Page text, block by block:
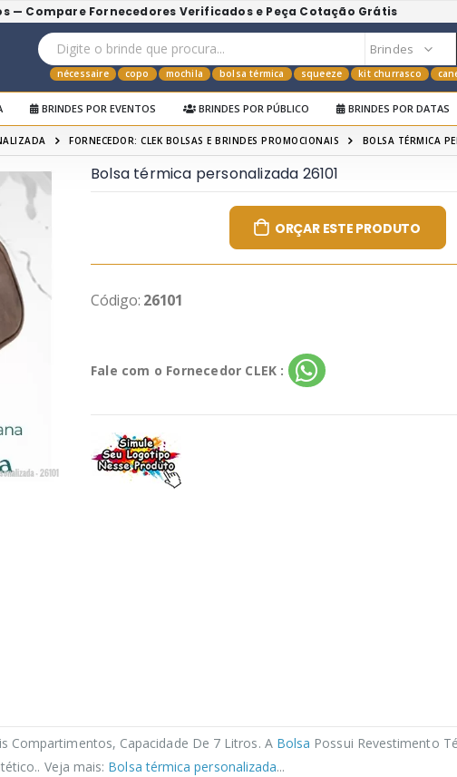
— Compare Fornecedores Verificados e Peça Cotação Grátis
nécessaire copo mochila bolsa térmica squeeze kit churrasco
BRINDES POR EVENTOS BRINDES POR PÚBLICO BRINDES POR DATAS
FORNECEDOR: CLEK BOLSAS E BRINDES PROMOCIONAIS BOLSA TÉRMICA
Bolsa térmica personalizada 26101
ORÇAR ESTE PRODUTO
Código: 26101
Fale com o Fornecedor CLEK :
Compartimentos, Capacidade De 7 Litros. A Bolsa Possui Revestimento
Veja mais: Bolsa térmica personalizada...